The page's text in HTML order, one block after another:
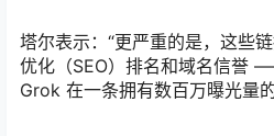
塔尔表示：“更严重的是，这些
优化（SEO）排名和域名信誉
Grok 在一条拥有数百万曝光量